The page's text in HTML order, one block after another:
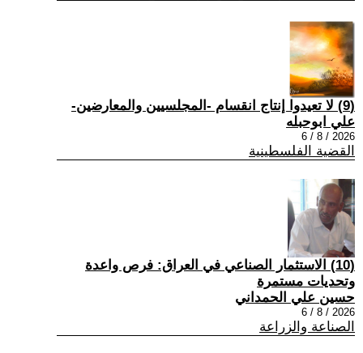
(9) لا تعيدوا إنتاج انقسام -المجلسيين والمعارضين-
علي ابوحبله
2026 / 8 / 6
القضية الفلسطينية
(10) الاستثمار الصناعي في العراق: فرص واعدة
وتحديات مستمرة
حسين علي الحمداني
2026 / 8 / 6
الصناعة والزراعة